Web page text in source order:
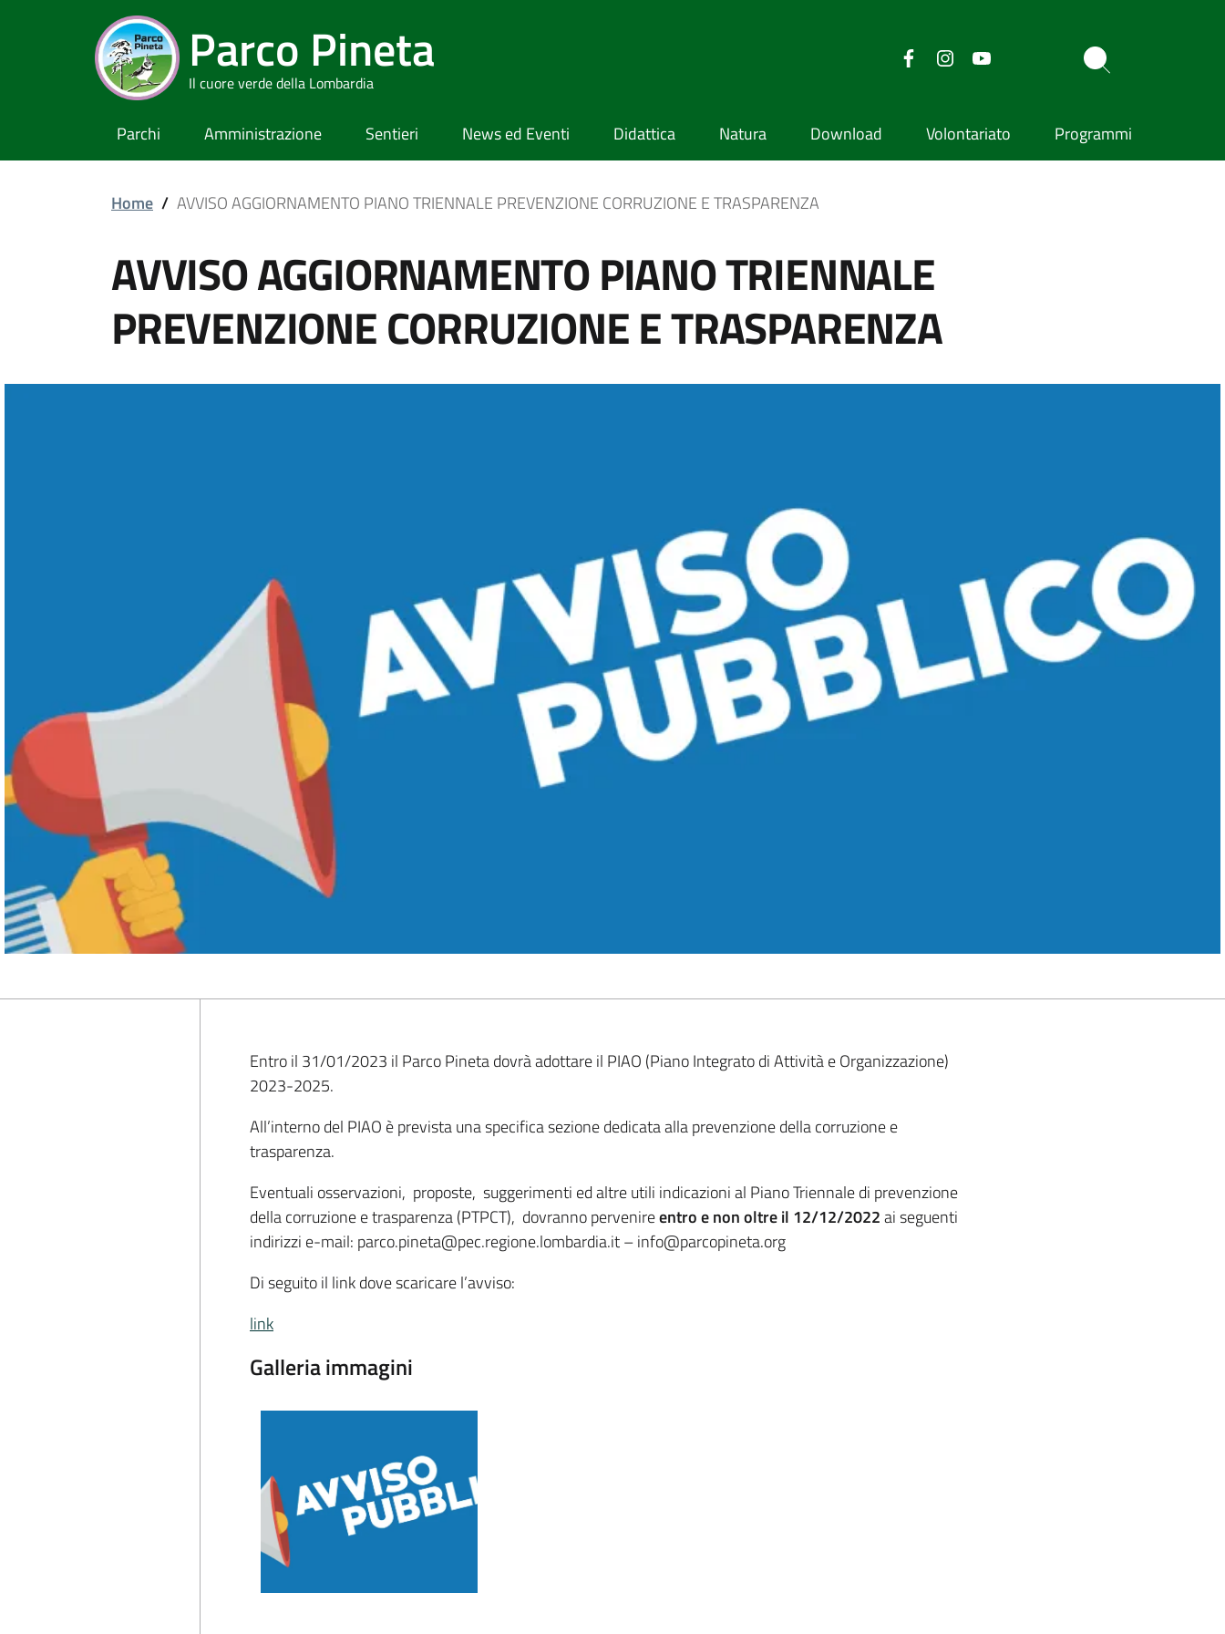
Parco Pineta
Il cuore verde della Lombardia
Parchi Amministrazione Sentieri News ed Eventi Didattica Natura Download Volontariato Programmi
Home / AVVISO AGGIORNAMENTO PIANO TRIENNALE PREVENZIONE CORRUZIONE E TRASPARENZA
AVVISO AGGIORNAMENTO PIANO TRIENNALE
PREVENZIONE CORRUZIONE E TRASPARENZA
Entro il 31/01/2023 il Parco Pineta dovrà adottare il PIAO (Piano Integrato di Attività e Organizzazione)
2023-2025.
All’interno del PIAO è prevista una specifica sezione dedicata alla prevenzione della corruzione e
trasparenza.
Eventuali osservazioni, proposte, suggerimenti ed altre utili indicazioni al Piano Triennale di prevenzione
della corruzione e trasparenza (PTPCT), dovranno pervenireentro e non oltre il 12/12/2022ai seguenti
indirizzi e-mail: parco.pineta@pec.regione.lombardia.it – info@parcopineta.org
Di seguito il link dove scaricare l’avviso:
link
Galleria immagini